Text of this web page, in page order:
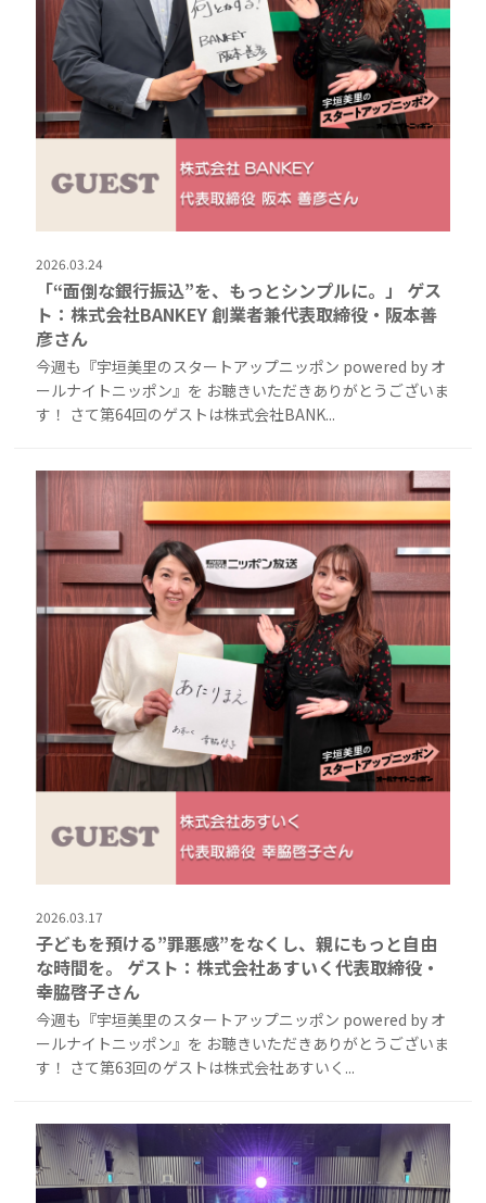
2026.03.24
「“面倒な銀行振込”を、もっとシンプルに。」 ゲス
ト：株式会社BANKEY 創業者兼代表取締役・阪本善
彦さん
今週も『宇垣美里のスタートアップニッポン powered by オ
ールナイトニッポン』を お聴きいただきありがとうございま
す！ さて第64回のゲストは株式会社BANK...
2026.03.17
子どもを預ける”罪悪感”をなくし、親にもっと自由
な時間を。 ゲスト：株式会社あすいく代表取締役・
幸脇啓子さん
今週も『宇垣美里のスタートアップニッポン powered by オ
ールナイトニッポン』を お聴きいただきありがとうございま
す！ さて第63回のゲストは株式会社あすいく...